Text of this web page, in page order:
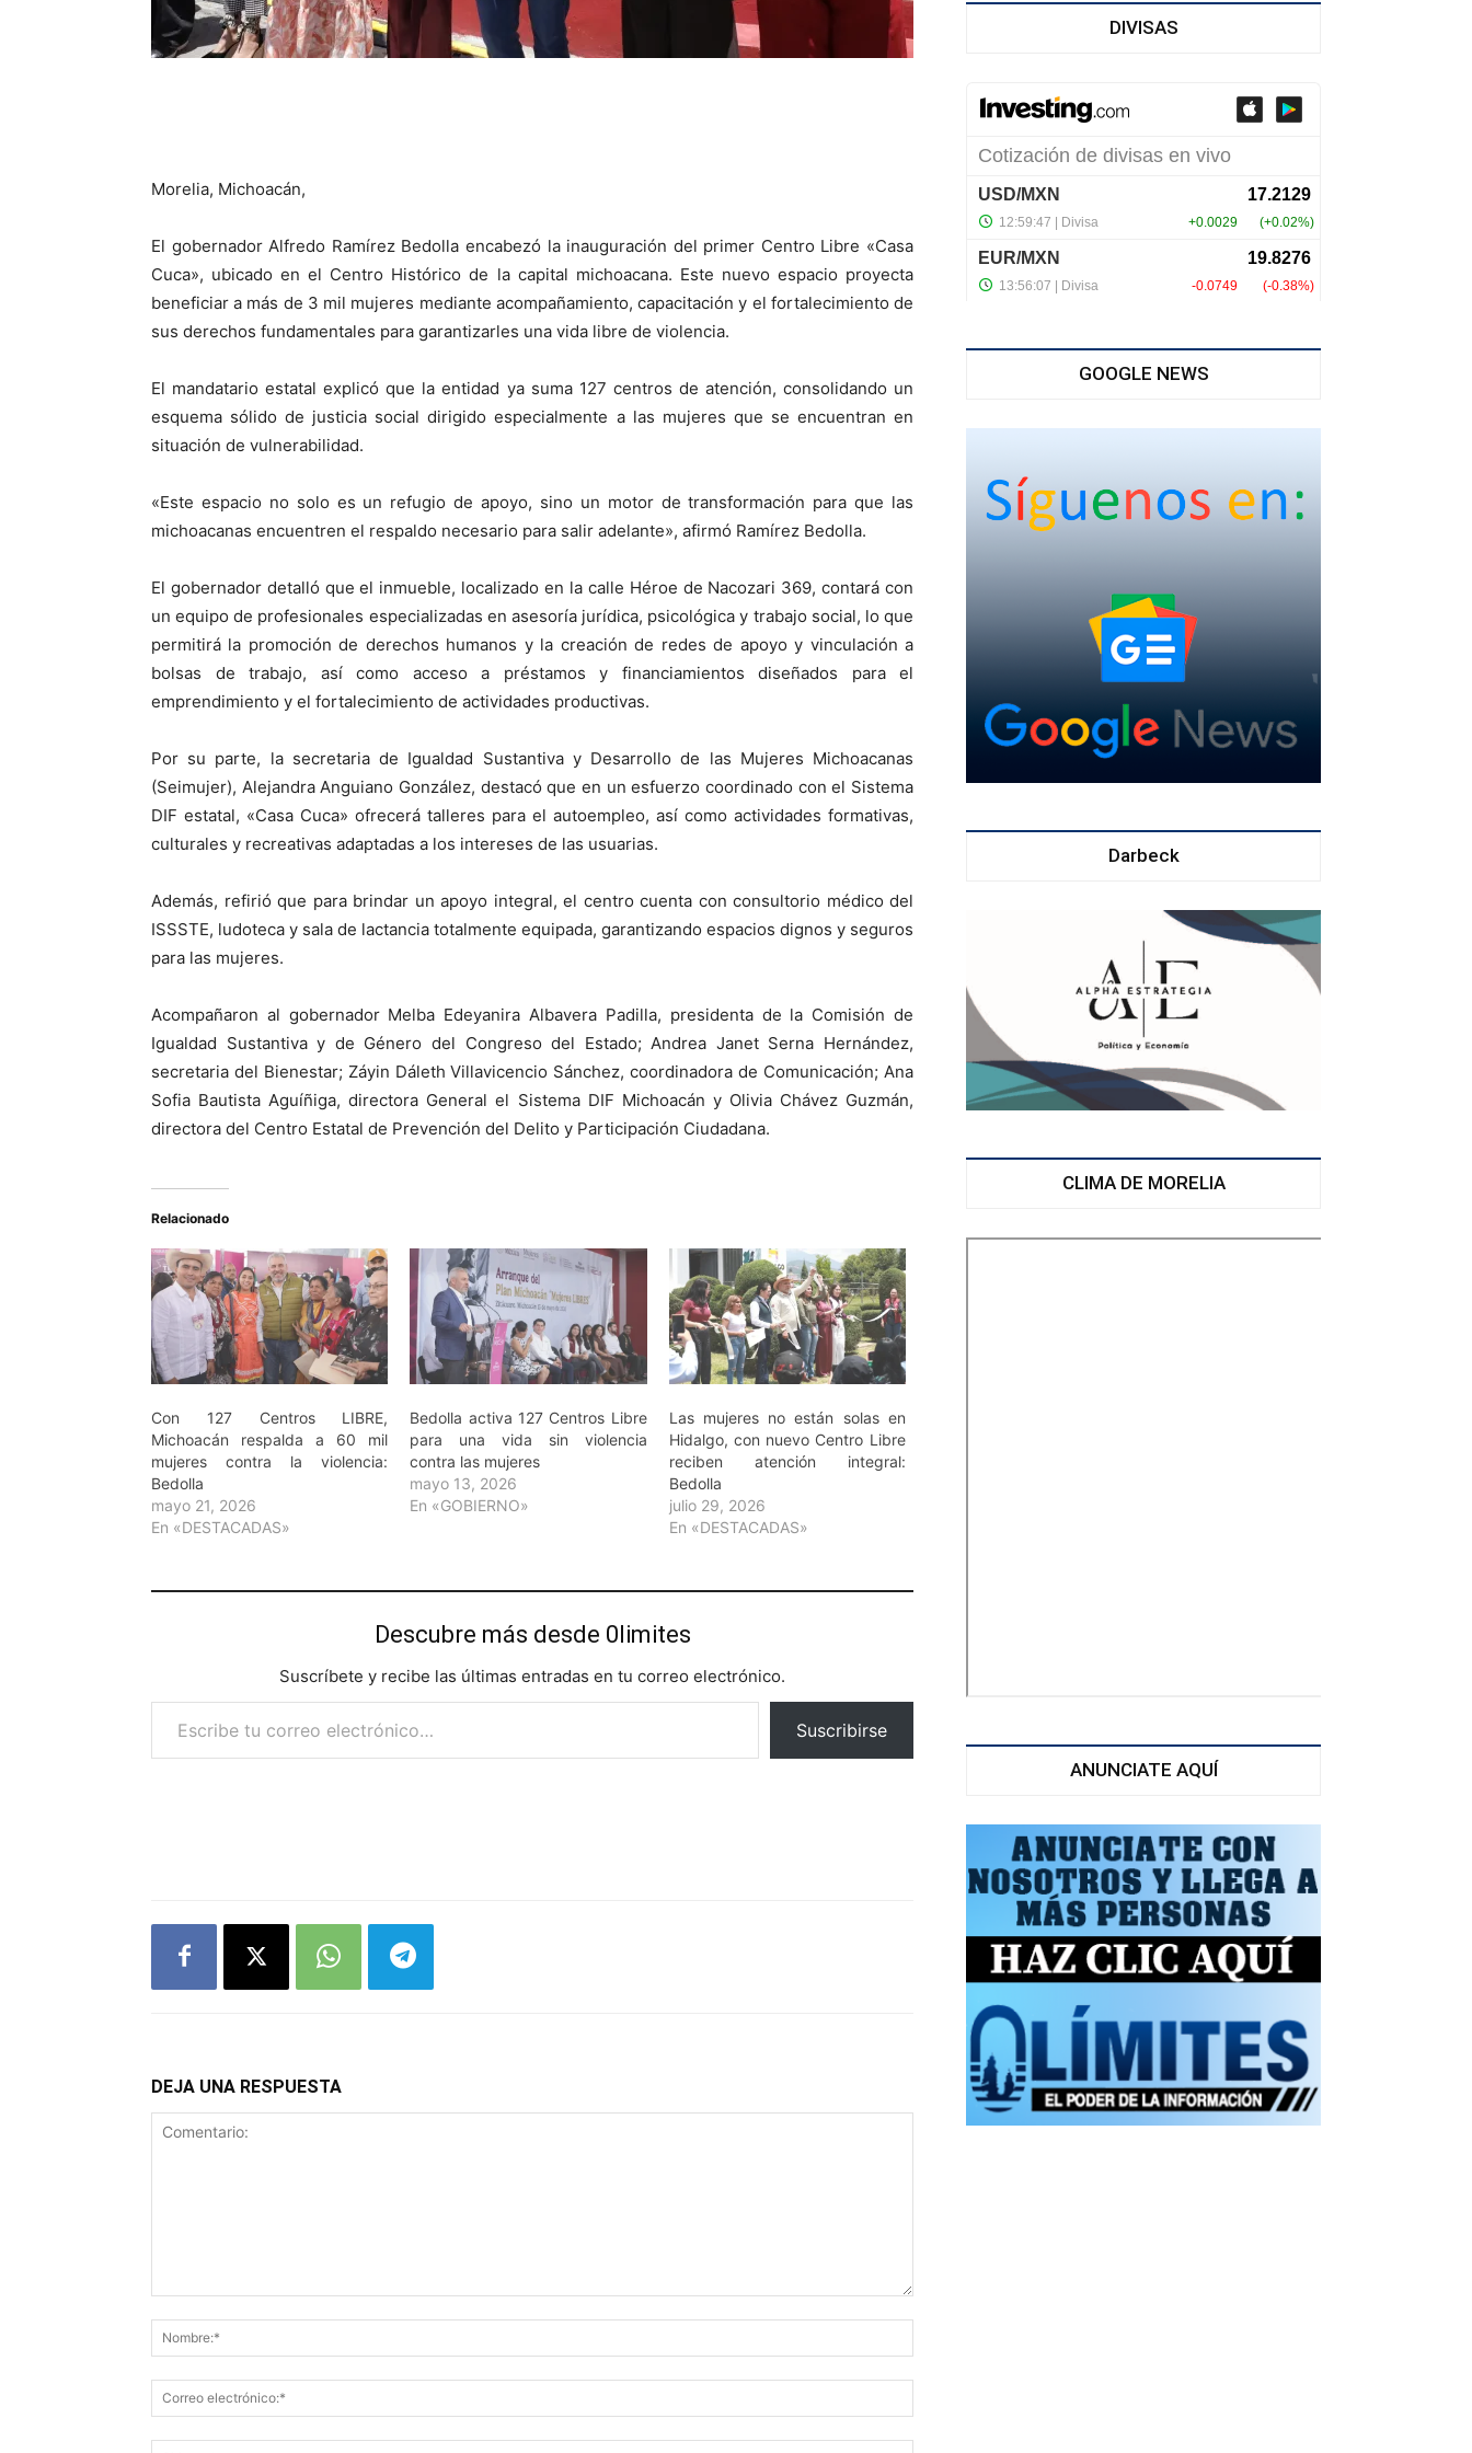
Morelia, Michoacán,
El gobernador Alfredo Ramírez Bedolla encabezó la inauguración del primer Centro Libre «Casa
Cuca», ubicado en el Centro Histórico de la capital michoacana. Este nuevo espacio proyecta
beneficiar a más de 3 mil mujeres mediante acompañamiento, capacitación y el fortalecimiento de
sus derechos fundamentales para garantizarles una vida libre de violencia.
El mandatario estatal explicó que la entidad ya suma 127 centros de atención, consolidando un
esquema sólido de justicia social dirigido especialmente a las mujeres que se encuentran en
situación de vulnerabilidad.
«Este espacio no solo es un refugio de apoyo, sino un motor de transformación para que las
michoacanas encuentren el respaldo necesario para salir adelante», afirmó Ramírez Bedolla.
El gobernador detalló que el inmueble, localizado en la calle Héroe de Nacozari 369, contará con
un equipo de profesionales especializadas en asesoría jurídica, psicológica y trabajo social, lo que
permitirá la promoción de derechos humanos y la creación de redes de apoyo y vinculación a
bolsas de trabajo, así como acceso a préstamos y financiamientos diseñados para el
emprendimiento y el fortalecimiento de actividades productivas.
Por su parte, la secretaria de Igualdad Sustantiva y Desarrollo de las Mujeres Michoacanas
(Seimujer), Alejandra Anguiano González, destacó que en un esfuerzo coordinado con el Sistema
DIF estatal, «Casa Cuca» ofrecerá talleres para el autoempleo, así como actividades formativas,
culturales y recreativas adaptadas a los intereses de las usuarias.
Además, refirió que para brindar un apoyo integral, el centro cuenta con consultorio médico del
ISSSTE, ludoteca y sala de lactancia totalmente equipada, garantizando espacios dignos y seguros
para las mujeres.
Acompañaron al gobernador Melba Edeyanira Albavera Padilla, presidenta de la Comisión de
Igualdad Sustantiva y de Género del Congreso del Estado; Andrea Janet Serna Hernández,
secretaria del Bienestar; Záyin Dáleth Villavicencio Sánchez, coordinadora de Comunicación; Ana
Sofia Bautista Aguíñiga, directora General el Sistema DIF Michoacán y Olivia Chávez Guzmán,
directora del Centro Estatal de Prevención del Delito y Participación Ciudadana.
Relacionado
Con 127 Centros LIBRE,
Michoacán respalda a 60 mil
mujeres contra la violencia:
Bedolla
mayo 21, 2026
En «DESTACADAS»
Bedolla activa 127 Centros Libre
para una vida sin violencia
contra las mujeres
mayo 13, 2026
En «GOBIERNO»
Las mujeres no están solas en
Hidalgo, con nuevo Centro Libre
reciben atención integral:
Bedolla
julio 29, 2026
En «DESTACADAS»
Descubre más desde 0limites
Suscríbete y recibe las últimas entradas en tu correo electrónico.
Escribe tu correo electrónico…
Suscribirse
DEJA UNA RESPUESTA
DIVISAS
GOOGLE NEWS
Darbeck
CLIMA DE MORELIA
ANUNCIATE AQUÍ